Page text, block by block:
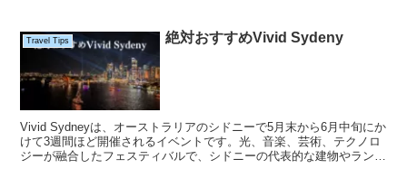
Travel Tips 絶対おすすめVivid Sydeny
Vivid Sydneyは、オーストラリアのシドニーで5月末から6月中旬にか
けて3週間ほど開催されるイベントです。光、音楽、芸術、テクノロ
ジーが融合したフェスティバルで、シドニーの代表的な建物やランド